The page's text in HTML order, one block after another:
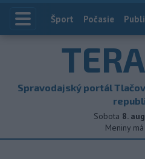
Index
Šport Počasie
Spravodajský portál
Sobota 8.
Meniny má